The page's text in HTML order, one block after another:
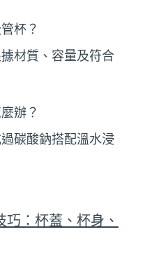
杯？
材質、容量及符合
辦？
碳酸鈉搭配溫水浸
：杯蓋、杯身、